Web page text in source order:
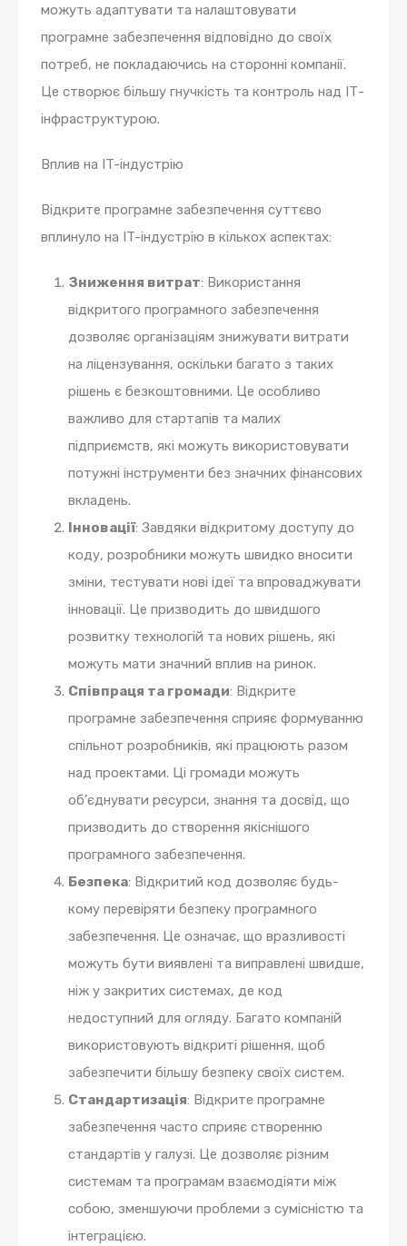
можуть адаптувати та налаштовувати
програмне забезпечення відповідно до своїх
потреб, не покладаючись на сторонні компанії.
Це створює більшу гнучкість та контроль над ІТ-
інфраструктурою.
Вплив на IT-індустрію
Відкрите програмне забезпечення суттєво
вплинуло на IT-індустрію в кількох аспектах:
Зниження витрат: Використання
відкритого програмного забезпечення
дозволяє організаціям знижувати витрати
на ліцензування, оскільки багато з таких
рішень є безкоштовними. Це особливо
важливо для стартапів та малих
підприємств, які можуть використовувати
потужні інструменти без значних фінансових
вкладень.
Інновації: Завдяки відкритому доступу до
коду, розробники можуть швидко вносити
зміни, тестувати нові ідеї та впроваджувати
інновації. Це призводить до швидшого
розвитку технологій та нових рішень, які
можуть мати значний вплив на ринок.
Співпраця та громади: Відкрите
програмне забезпечення сприяє формуванню
спільнот розробників, які працюють разом
над проектами. Ці громади можуть
об’єднувати ресурси, знання та досвід, що
призводить до створення якіснішого
програмного забезпечення.
Безпека: Відкритий код дозволяє будь-
кому перевіряти безпеку програмного
забезпечення. Це означає, що вразливості
можуть бути виявлені та виправлені швидше,
ніж у закритих системах, де код
недоступний для огляду. Багато компаній
використовують відкриті рішення, щоб
забезпечити більшу безпеку своїх систем.
Стандартизація: Відкрите програмне
забезпечення часто сприяє створенню
стандартів у галузі. Це дозволяє різним
системам та програмам взаємодіяти між
собою, зменшуючи проблеми з сумісністю та
інтеграцією.